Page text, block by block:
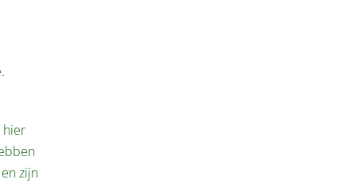
hier
zijn